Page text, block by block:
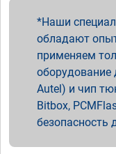
Наши
обладают
применяем
оборудование
Autel) и чип
Bitbox,
безопасность